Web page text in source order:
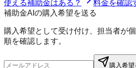
使える補助金はある？ 料金を確認
補助金AIの購入希望を送る
購入希望として受け付け、担当者が
順を確認します。
購入希望